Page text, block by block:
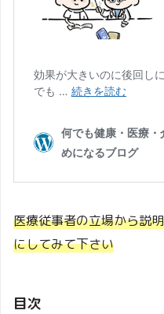
医療従事者の立場から説
にしてみて下さい
目次